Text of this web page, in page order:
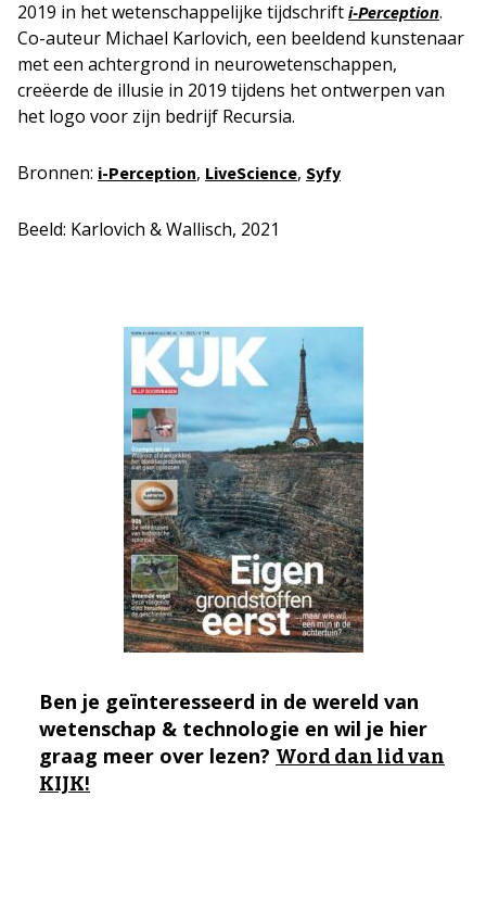
2019 in het wetenschappelijke tijdschrift i-Perception.
Co-auteur Michael Karlovich, een beeldend kunstenaar
met een achtergrond in neurowetenschappen,
creëerde de illusie in 2019 tijdens het ontwerpen van
het logo voor zijn bedrijf Recursia.
Bronnen: i-Perception, LiveScience, Syfy
Beeld: Karlovich & Wallisch, 2021
Ben je geïnteresseerd in de wereld van
wetenschap & technologie en wil je hier
graag meer over lezen? Word dan lid van
KIJK!